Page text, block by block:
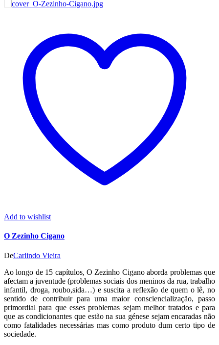
Add to wishlist
O Zezinho Cigano
DeCarlindo Vieira
Ao longo de 15 capítulos, O Zezinho Cigano aborda problemas que
afectam a juventude (problemas sociais dos meninos da rua, trabalho
infantil, droga, roubo,sida…) e suscita a reflexão de quem o lê, no
sentido de contribuir para uma maior consciencialização, passo
primordial para que esses problemas sejam melhor tratados e para
que as condicionantes que estão na sua génese sejam encaradas não
como fatalidades necessárias mas como produto dum certo tipo de
sociedade.